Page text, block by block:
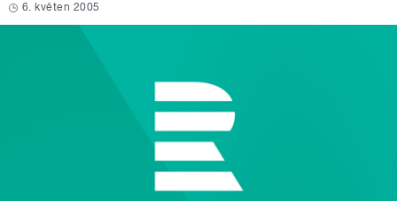
6. květen 2005